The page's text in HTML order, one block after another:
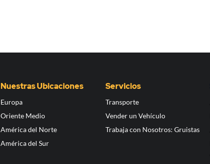
Nuestras Ubicaciones
Europa
Oriente Medio
América del Norte
América del Sur
Servicios
Transporte
Vender un Vehículo
Trabaja con Nosotros: Gruistas